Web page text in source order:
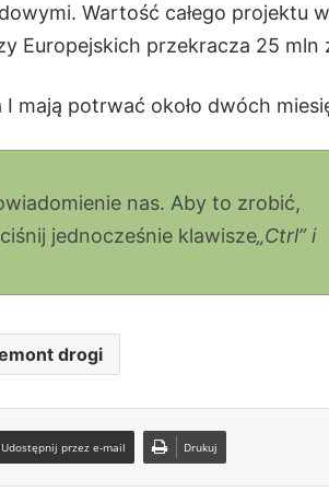
Wartość całego projektu
Europejskich przekracza 25 mln
mają potrwać około dwóch
nas. Aby to zrobić,
jednocześnie klawisze„Ctrl” i
drogi
Udostępnij przez e-mail Drukuj